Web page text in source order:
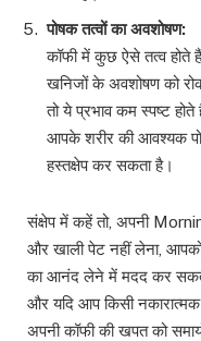
पोषक तत्वों का अवशोषण:
कॉफी में कुछ ऐसे तत्व
खनिजों के अवशोषण को
तो ये प्रभाव कम स्पष्ट
आपके शरीर की आवश्यक
हस्तक्षेप कर सकता है।
संक्षेप में कहें तो, अपनी
और खाली पेट नहीं लेना,
का आनंद लेने में मदद कर
और यदि आप किसी
अपनी कॉफी की खपत को